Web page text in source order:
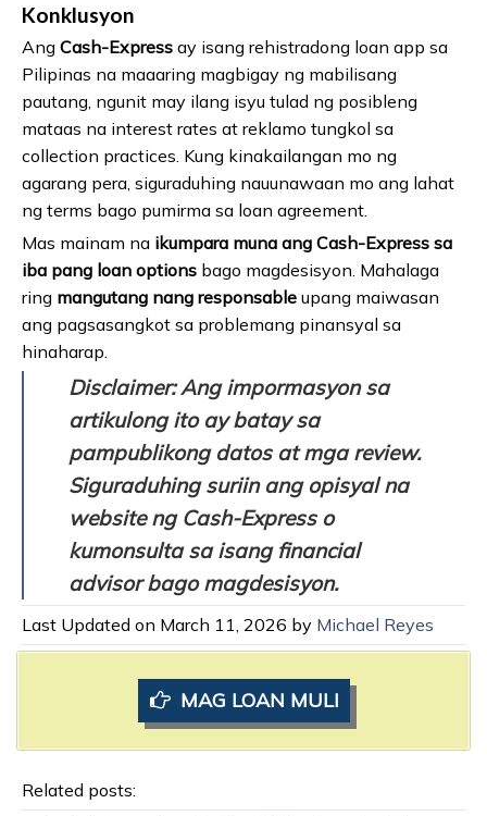
Konklusyon
Ang Cash-Express ay isang rehistradong loan app sa
Pilipinas na maaaring magbigay ng mabilisang
pautang, ngunit may ilang isyu tulad ng posibleng
mataas na interest rates at reklamo tungkol sa
collection practices. Kung kinakailangan mo ng
agarang pera, siguraduhing nauunawaan mo ang lahat
ng terms bago pumirma sa loan agreement.
Mas mainam na ikumpara muna ang Cash-Express sa
iba pang loan options bago magdesisyon. Mahalaga
ring mangutang nang responsable upang maiwasan
ang pagsasangkot sa problemang pinansyal sa
hinaharap.
Disclaimer: Ang impormasyon sa
artikulong ito ay batay sa
pampublikong datos at mga review.
Siguraduhing suriin ang opisyal na
website ng Cash-Express o
kumonsulta sa isang financial
advisor bago magdesisyon.
Last Updated on March 11, 2026 by Michael Reyes
MAG LOAN MULI
Related posts: